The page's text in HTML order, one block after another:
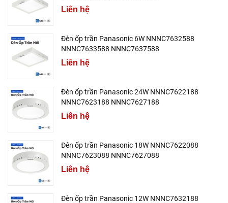
Liên hệ
Đèn ốp trần Panasonic 6W NNNC7632588
NNNC7633588 NNNC7637588
Liên hệ
Đèn ốp trần Panasonic 24W NNNC7622188
NNNC7623188 NNNC7627188
Liên hệ
Đèn ốp trần Panasonic 18W NNNC7622088
NNNC7623088 NNNC7627088
Liên hệ
Đèn ốp trần Panasonic 12W NNNC7632188